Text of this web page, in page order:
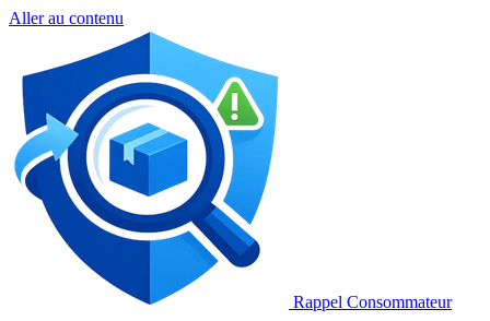
Aller au contenu
Rappel Consommateur